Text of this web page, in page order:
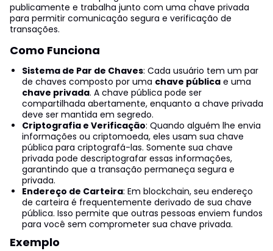
publicamente e trabalha junto com uma chave privada
para permitir comunicação segura e verificação de
transações.
Como Funciona
Sistema de Par de Chaves: Cada usuário tem um par
de chaves composto por uma chave pública e uma
chave privada. A chave pública pode ser
compartilhada abertamente, enquanto a chave privada
deve ser mantida em segredo.
Criptografia e Verificação: Quando alguém lhe envia
informações ou criptomoeda, eles usam sua chave
pública para criptografá-las. Somente sua chave
privada pode descriptografar essas informações,
garantindo que a transação permaneça segura e
privada.
Endereço de Carteira: Em blockchain, seu endereço
de carteira é frequentemente derivado de sua chave
pública. Isso permite que outras pessoas enviem fundos
para você sem comprometer sua chave privada.
Exemplo